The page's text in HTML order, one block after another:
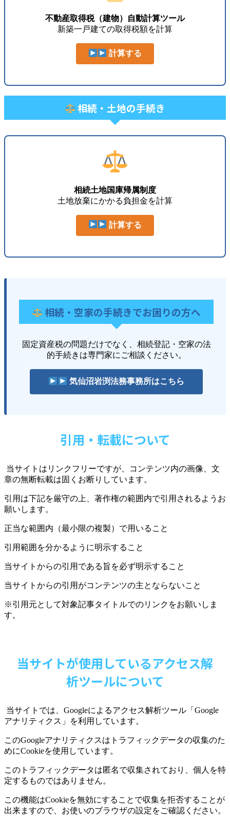
不動産取得税（建物）自動計算ツール
新築一戸建ての取得税額を計算
計算する
相続・土地の手続き
相続土地国庫帰属制度
土地放棄にかかる負担金を計算
計算する
相続・空家の手続きでお困りの方へ
固定資産税の問題だけでなく、相続登記・空家の法
的手続きは専門家にご相談ください。
気仙沼岩渕法務事務所はこちら
引用・転載について
当サイトはリンクフリーですが、コンテンツ内の画像、文
章の無断転載は固くお断りしています。
引用は下記を厳守の上、著作権の範囲内で引用されるようお
願いします。
正当な範囲内（最小限の複製）で用いること
引用範囲を分かるように明示すること
当サイトからの引用である旨を必ず明示すること
当サイトからの引用がコンテンツの主とならないこと
※引用元として対象記事タイトルでのリンクをお願いしま
す。
当サイトが使用しているアクセス解
析ツールについて
当サイトでは、 Googleによるアクセス解析ツール「 Google
アナリティクス」を利用しています。
このGoogleアナリティクスはトラフィックデータの収集のた
めにCookieを使用しています。
このトラフィックデータは匿名で収集されており、個人を特
定するものではありません。
この機能はCookieを無効にすることで収集を拒否することが
出来ますので、お使いのブラウザの設定をご確認ください。